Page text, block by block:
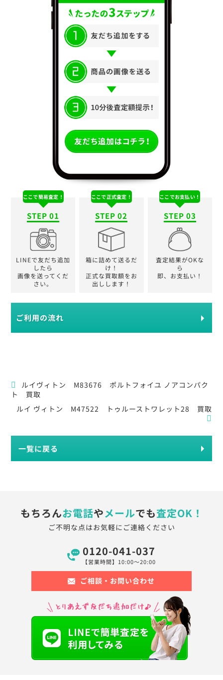
ここで簡易査定！
STEP 01
LINEで友だち追加
したら
画像を送ってくだ
さい。
ここで正式査定！
STEP 02
箱に詰めて送るだ
け！
正式な買取額をお
出しします！
ここでお支払い！
STEP 03
査定結果がOKな
ら
即、お支払い！
ご利用の流れ
ルイヴィトン M83676 ポルトフォイユ ノアコンパク
ト 買取
ルイ ヴィトン M47522 トゥルーストワレット28 買取
一覧に戻る
もちろんお電話やメールでも査定OK！
ご不明な点はお気軽にご連絡ください
0120-041-037
【営業時間】10:00〜20:00
ご相談・お問い合わせ